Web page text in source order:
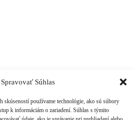
Spravovať Súhlas
skúseností používame technológie, ako sú súbory
k informáciám o zariadení. Súhlas s týmito